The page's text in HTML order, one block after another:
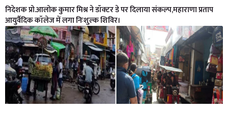
निदेशक प्रो.आलोक कुमार मिश्र ने डॉक्टर डे पर दिलाया संकल्प,महाराणा प्रताप
आयुर्वैदिक कॉलेज में लगा निःशुल्क शिविर।